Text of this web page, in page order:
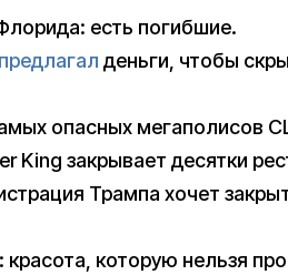
есть погибшие.
предлагал деньги, чтобы
опасных мегаполисов
King закрывает десятки
Трампа хочет
которую нельзя